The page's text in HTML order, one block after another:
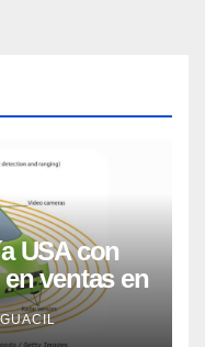
USA con
ventas en
según